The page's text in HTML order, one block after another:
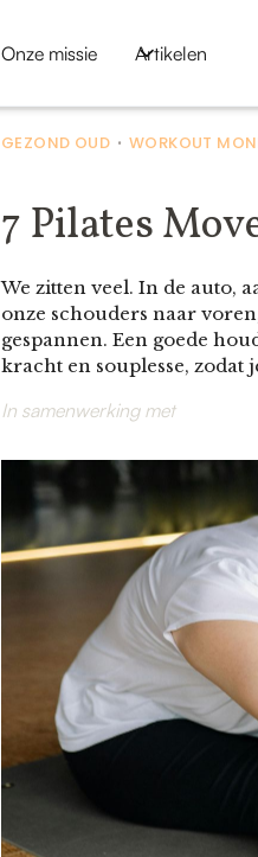
Onze missie Artikelen
GEZOND OUD • WORKOUT
7 Pilates
We zitten veel. In de auto,
onze schouders naar
gespannen. Een goede
kracht en souplesse, zodat
In samenwerking met